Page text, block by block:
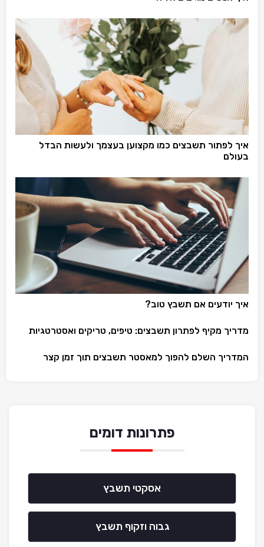
איך לפתור תשבצים כמו מקצוען בעצמך ולעשות הבדל
בעולם
איך יודעים אם תשבץ טוב?
מדריך מקיף לפתרון תשבצים: טיפים, טריקים ואסטרטגיות
המדריך השלם להפוך למאסטר תשבצים תוך זמן קצר
פתרונות דומים
אסקטי תשבץ
גבוה וזקוף תשבץ